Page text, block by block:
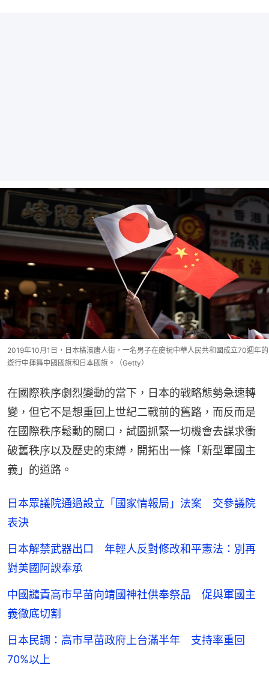
2019年10月1日，日本橫濱唐人街，一名男子在慶祝中華人民共和國成立70週年的
遊行中揮舞中國國旗和日本國旗。（Getty）
在國際秩序劇烈變動的當下，日本的戰略態勢急速轉
變，但它不是想重回上世紀二戰前的舊路，而反而是
在國際秩序鬆動的關口，試圖抓緊一切機會去謀求衝
破舊秩序以及歷史的束縛，開拓出一條「新型軍國主
義」的道路。
日本眾議院通過設立「國家情報局」法案 交參議院
表決
日本解禁武器出口 年輕人反對修改和平憲法：別再
對美國阿諛奉承
中國譴責高市早苗向靖國神社供奉祭品 促與軍國主
義徹底切割
日本民調：高市早苗政府上台滿半年 支持率重回
70%以上